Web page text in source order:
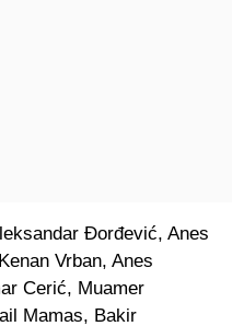
Đorđević, Anes
Vrban, Anes
Cerić, Muamer
Mamas, Bakir